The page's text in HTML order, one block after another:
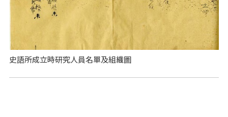
史語所成立時研究人員名單及組織圖